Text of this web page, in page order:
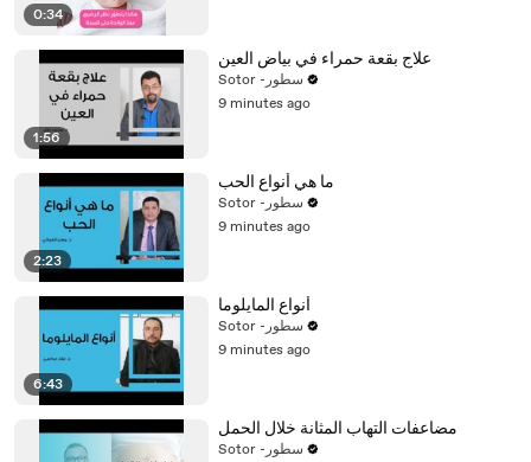
0:34
1:56
علاج بقعة حمراء في بياض العين
Sotor -سطور
9 minutes ago
2:23
ما هي أنواع الحب
Sotor -سطور
9 minutes ago
6:43
أنواع المايلوما
Sotor -سطور
9 minutes ago
مضاعفات التهاب المثانة خلال الحمل
Sotor -سطور